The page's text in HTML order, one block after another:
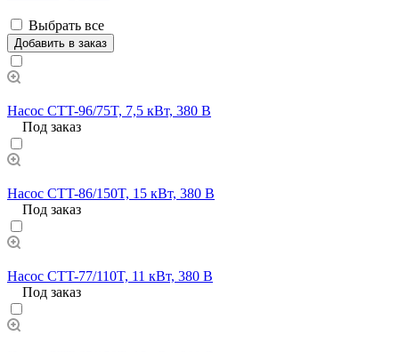
Выбрать все
Добавить в заказ
Насос CTT-96/75T, 7,5 кВт, 380 В
Под заказ
Насос CTT-86/150T, 15 кВт, 380 В
Под заказ
Насос CTT-77/110T, 11 кВт, 380 В
Под заказ